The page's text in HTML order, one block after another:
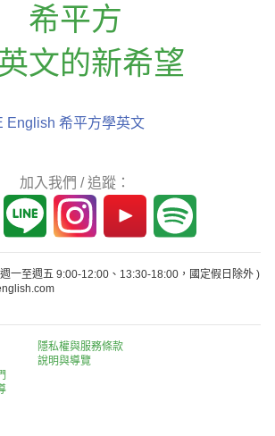
希平方
文的新希望
English 希平方學英文
加入我們 / 追蹤：
一至週五 9:00-12:00、13:30-18:00，國定假日除外 )
隱私權與服務條款
說明與導覽